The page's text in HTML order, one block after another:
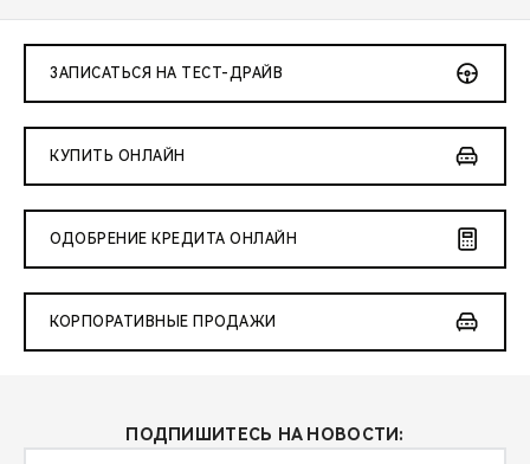
ЗАПИСАТЬСЯ НА ТЕСТ-ДРАЙВ
КУПИТЬ ОНЛАЙН
ОДОБРЕНИЕ КРЕДИТА ОНЛАЙН
КОРПОРАТИВНЫЕ ПРОДАЖИ
ПОДПИШИТЕСЬ НА НОВОСТИ: